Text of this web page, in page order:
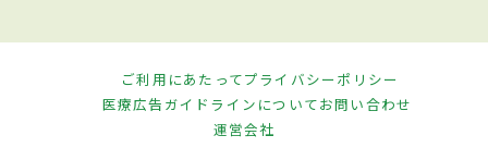
ご利用にあたってプライバシーポリシー
医療広告ガイドラインについてお問い合わせ
運営会社